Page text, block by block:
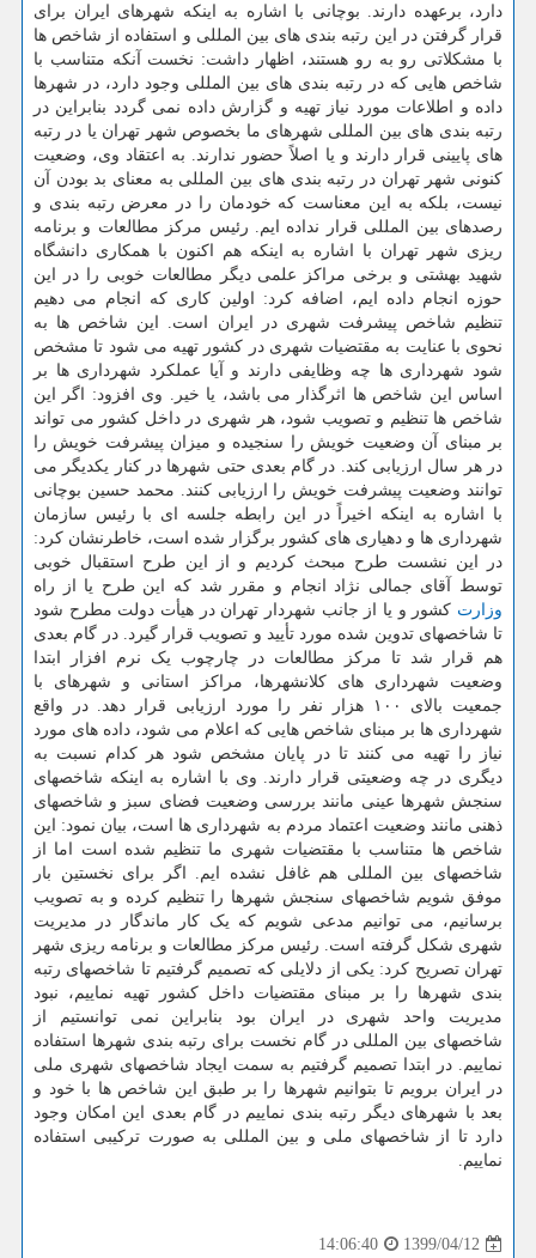
دارد، برعهده دارند. بوچانی با اشاره به اینکه شهرهای ایران برای
قرار گرفتن در این رتبه بندی های بین المللی و استفاده از شاخص ها
با مشکلاتی رو به رو هستند، اظهار داشت: نخست آنکه متناسب با
شاخص هایی که در رتبه بندی های بین المللی وجود دارد، در شهرها
داده و اطلاعات مورد نیاز تهیه و گزارش داده نمی گردد بنابراین در
رتبه بندی های بین المللی شهرهای ما بخصوص شهر تهران یا در رتبه
های پایینی قرار دارند و یا اصلاً حضور ندارند. به اعتقاد وی، وضعیت
کنونی شهر تهران در رتبه بندی های بین المللی به معنای بد بودن آن
نیست، بلکه به این معناست که خودمان را در معرض رتبه بندی و
رصدهای بین المللی قرار نداده ایم. رئیس مرکز مطالعات و برنامه
ریزی شهر تهران با اشاره به اینکه هم اکنون با همکاری دانشگاه
شهید بهشتی و برخی مراکز علمی دیگر مطالعات خوبی را در این
حوزه انجام داده ایم، اضافه کرد: اولین کاری که انجام می دهیم
تنظیم شاخص پیشرفت شهری در ایران است. این شاخص ها به
نحوی با عنایت به مقتضیات شهری در کشور تهیه می شود تا مشخص
شود شهرداری ها چه وظایفی دارند و آیا عملکرد شهرداری ها بر
اساس این شاخص ها اثرگذار می باشد، یا خیر. وی افزود: اگر این
شاخص ها تنظیم و تصویب شود، هر شهری در داخل کشور می تواند
بر مبنای آن وضعیت خویش را سنجیده و میزان پیشرفت خویش را
در هر سال ارزیابی کند. در گام بعدی حتی شهرها در کنار یکدیگر می
توانند وضعیت پیشرفت خویش را ارزیابی کنند. محمد حسین بوچانی
با اشاره به اینکه اخیراً در این رابطه جلسه ای با رئیس سازمان
شهرداری ها و دهیاری های کشور برگزار شده است، خاطرنشان کرد:
در این نشست طرح مبحث کردیم و از این طرح استقبال خوبی
توسط آقای جمالی نژاد انجام و مقرر شد که این طرح یا از راه
وزارت کشور و یا از جانب شهردار تهران در هیأت دولت مطرح شود
تا شاخصهای تدوین شده مورد تأیید و تصویب قرار گیرد. در گام بعدی
هم قرار شد تا مرکز مطالعات در چارچوب یک نرم افزار ابتدا
وضعیت شهرداری های کلانشهرها، مراکز استانی و شهرهای با
جمعیت بالای ۱۰۰ هزار نفر را مورد ارزیابی قرار دهد. در واقع
شهرداری ها بر مبنای شاخص هایی که اعلام می شود، داده های مورد
نیاز را تهیه می کنند تا در پایان مشخص شود هر کدام نسبت به
دیگری در چه وضعیتی قرار دارند. وی با اشاره به اینکه شاخصهای
سنجش شهرها عینی مانند بررسی وضعیت فضای سبز و شاخصهای
ذهنی مانند وضعیت اعتماد مردم به شهرداری ها است، بیان نمود: این
شاخص ها متناسب با مقتضیات شهری ما تنظیم شده است اما از
شاخصهای بین المللی هم غافل نشده ایم. اگر برای نخستین بار
موفق شویم شاخصهای سنجش شهرها را تنظیم کرده و به تصویب
برسانیم، می توانیم مدعی شویم که یک کار ماندگار در مدیریت
شهری شکل گرفته است. رئیس مرکز مطالعات و برنامه ریزی شهر
تهران تصریح کرد: یکی از دلایلی که تصمیم گرفتیم تا شاخصهای رتبه
بندی شهرها را بر مبنای مقتضیات داخل کشور تهیه نماییم، نبود
مدیریت واحد شهری در ایران بود بنابراین نمی توانستیم از
شاخصهای بین المللی در گام نخست برای رتبه بندی شهرها استفاده
نماییم. در ابتدا تصمیم گرفتیم به سمت ایجاد شاخصهای شهری ملی
در ایران برویم تا بتوانیم شهرها را بر طبق این شاخص ها با خود و
بعد با شهرهای دیگر رتبه بندی نماییم در گام بعدی این امکان وجود
دارد تا از شاخصهای ملی و بین المللی به صورت ترکیبی استفاده
نماییم.
1399/04/12
14:06:40